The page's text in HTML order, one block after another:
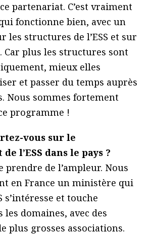
partenariat. C’est vraiment
fonctionne bien, avec un
les structures de l’ESS et sur
Car plus les structures sont
mieux elles
et passer du temps auprès
Nous sommes fortement
programme !
vous sur le
l’ESS dans le pays ?
prendre de l’ampleur. Nous
en France un ministère qui
s’intéresse et touche
domaines, avec des
plus grosses associations.